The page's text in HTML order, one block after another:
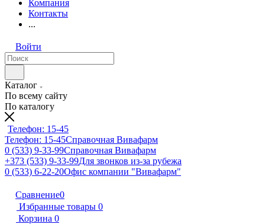
Компания
Контакты
...
Войти
Каталог
По всему сайту
По каталогу
Телефон: 15-45
Телефон: 15-45Справочная Вивафарм
0 (533) 9-33-99Справочная Вивафарм
+373 (533) 9-33-99Для звонков из-за рубежа
0 (533) 6-22-20Офис компании "Вивафарм"
Сравнение0
Избранные товары 0
Корзина 0